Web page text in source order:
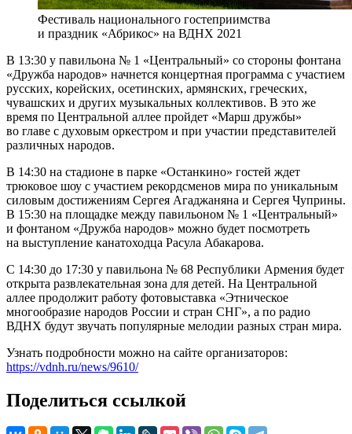
Фестиваль национального гостеприимства
и праздник «Абрикос» на ВДНХ 2021
В 13:30 у павильона № 1 «Центральный» со стороны фонтана
«Дружба народов» начнется концертная программа с участием
русских, корейских, осетинских, армянских, греческих,
чувашских и других музыкальных коллективов. В это же
время по Центральной аллее пройдет «Марш дружбы»
во главе с духовым оркестром и при участии представителей
различных народов.
В 14:30 на стадионе в парке «Останкино» гостей ждет
трюковое шоу с участием рекордсменов мира по уникальным
силовым достижениям Сергея Агаджаняна и Сергея Чуприны.
В 15:30 на площадке между павильоном № 1 «Центральный»
и фонтаном «Дружба народов» можно будет посмотреть
на выступление канатоходца Расула Абакарова.
С 14:30 до 17:30 у павильона № 68 Республики Армения будет
открыта развлекательная зона для детей. На Центральной
аллее продолжит работу фотовыставка «Этническое
многообразие народов России и стран СНГ», а по радио
ВДНХ будут звучать популярные мелодии разных стран мира.
Узнать подробности можно на сайте организаторов:
https://vdnh.ru/news/9610/
Поделиться ссылкой